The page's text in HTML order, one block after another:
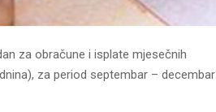
za obračune i isplate mjesečnih
za period septembar – decembar